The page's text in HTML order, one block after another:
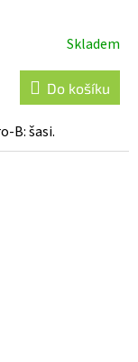
Skladem
Do košíku
B: šasi.